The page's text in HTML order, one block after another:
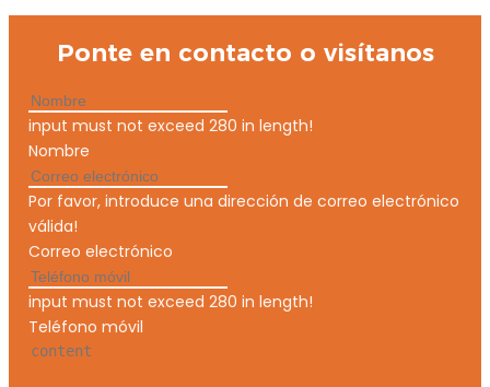
Ponte en contacto o visítanos
input must not exceed 280 in length!
Nombre
Por favor, introduce una dirección de correo electrónico
válida!
Correo electrónico
input must not exceed 280 in length!
Teléfono móvil